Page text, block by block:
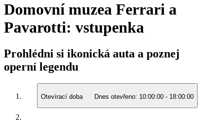
Domovní muzea Ferrari a
Pavarotti: vstupenka
Prohlédni si ikonická auta a poznej
operní legendu
Otevírací doba Dnes otevřeno: 10:00:00 - 18:00:00